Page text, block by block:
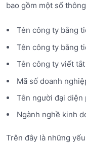
bao gồm một số
Tên công ty bằng
Tên công ty bằng
Tên công ty viết tắt
Mã số doanh
Tên người đại diện
Ngành nghề kinh
Trên đây là những